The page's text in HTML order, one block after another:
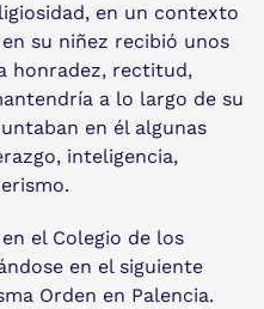
en un contexto
su niñez recibió unos
honradez, rectitud,
a lo largo de su
en él algunas
inteligencia,
el Colegio de los
en el siguiente
Orden en Palencia.